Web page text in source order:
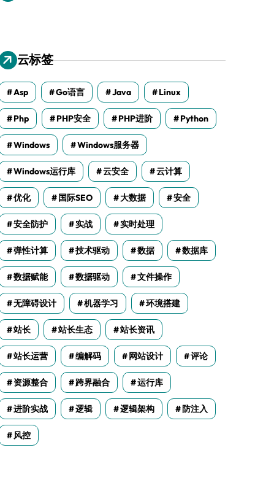
云标签
Asp Go语言 Java Linux
Php PHP安全 PHP进阶 Python
Windows Windows服务器
Windows运行库 云安全 云计算
优化 国际SEO 大数据 安全
安全防护 实战 实时处理
弹性计算 技术驱动 数据 数据库
数据赋能 数据驱动 文件操作
无障碍设计 机器学习 环境搭建
站长 站长生态 站长资讯
站长运营 编解码 网站设计 评论
资源整合 跨界融合 运行库
进阶实战 逻辑 逻辑架构 防注入
风控